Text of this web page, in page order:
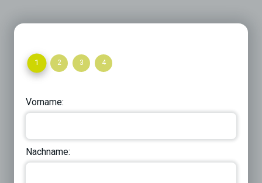
1 2 3 4
Vorname:
Nachname: